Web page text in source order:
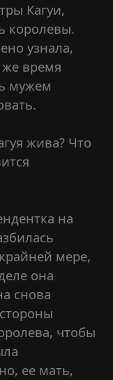
Кагуи,
королевы.
узнала,
же время
мужем
жива? Что
на
мере,
она
снова
чтобы
ее мать,